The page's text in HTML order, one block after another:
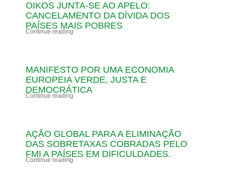
OIKOS JUNTA-SE AO APELO:
CANCELAMENTO DA DÍVIDA DOS
PAÍSES MAIS POBRES
Continue reading
MANIFESTO POR UMA ECONOMIA
EUROPEIA VERDE, JUSTA E
DEMOCRÁTICA
Continue reading
AÇÃO GLOBAL PARA A ELIMINAÇÃO
DAS SOBRETAXAS COBRADAS PELO
FMI A PAÍSES EM DIFICULDADES.
Continue reading